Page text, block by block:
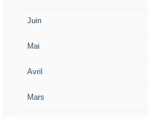
Juin
Mai
Avril
Mars